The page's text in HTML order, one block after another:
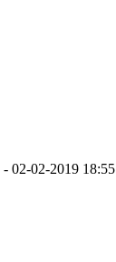
- 02-02-2019 18:55